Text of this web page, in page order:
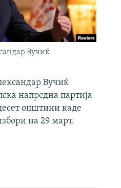
Вучиќ
Вучиќ
напредна партија
општини каде
на 29 март.